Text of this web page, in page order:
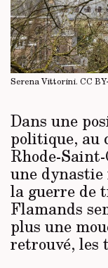
Serena Vittorini. CC
Dans une
politique, au
Rhode-
une dynastie
la guerre de
Flamands
plus une
retrouvé, les